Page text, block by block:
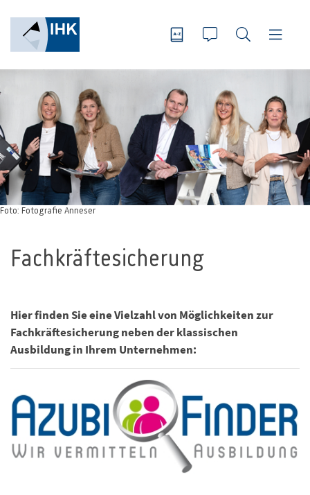
Foto: Fotografie Anneser
Fachkräftesicherung
Hier finden Sie eine Vielzahl von Möglichkeiten zur
Fachkräftesicherung neben der klassischen
Ausbildung in Ihrem Unternehmen: